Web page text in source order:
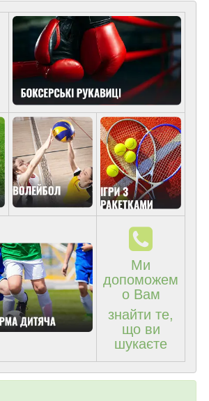
Ми
допоможем
о Вам
знайти те,
що ви
шукаєте